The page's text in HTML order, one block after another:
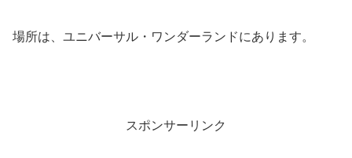
場所は、ユニバーサル・ワンダーランドにあります。
スポンサーリンク